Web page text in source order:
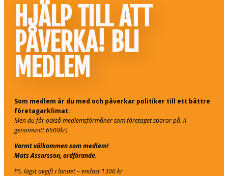
HJÄLP TILL ATT
PÅVERKA! BLI
MEDLEM
Som medlem är du med och påverkar politiker till ett bättre
företagarklimat.
Men du får också medlemsförmåner som företaget sparar på. (I
genomsnitt 6500kr)
Varmt välkommen som medlem!
Mats Assarsson, ordförande.
PS. lägst avgift i landet – endast 1300 kr